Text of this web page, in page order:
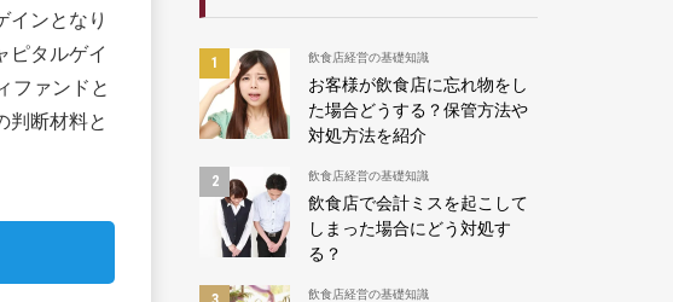
インとなり
ピタルゲイ
ファンドと
判断材料と
飲食店経営の基礎知識
お客様が飲食店に忘れ物をし
た場合どうする？保管方法や
対処方法を紹介
飲食店経営の基礎知識
飲食店で会計ミスを起こして
しまった場合にどう対処す
る？
飲食店経営の基礎知識